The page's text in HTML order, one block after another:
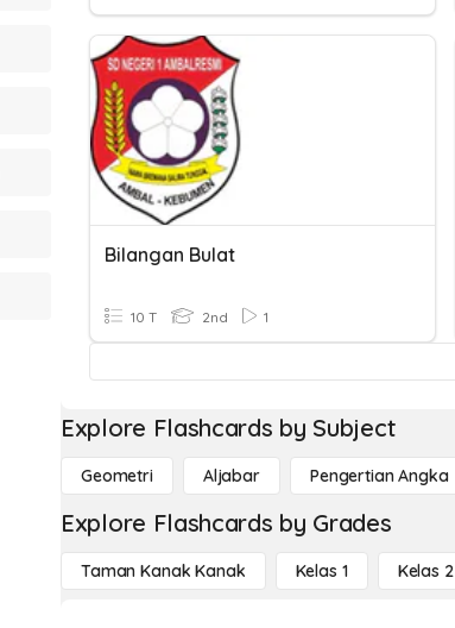
Bilangan Bulat
10 T 2nd 1
Explore Flashcards by Subject
Geometri Aljabar Pengertian Angka
Explore Flashcards by Grades
Taman Kanak Kanak Kelas 1 Kelas 2